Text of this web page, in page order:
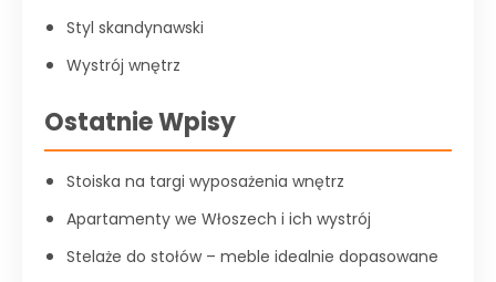
Styl skandynawski
Wystrój wnętrz
Ostatnie Wpisy
Stoiska na targi wyposażenia wnętrz
Apartamenty we Włoszech i ich wystrój
Stelaże do stołów – meble idealnie dopasowane